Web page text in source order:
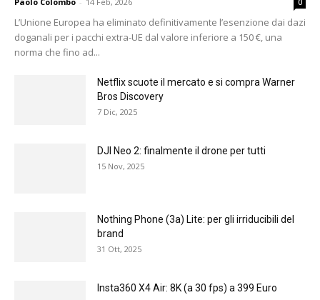
0
L’Unione Europea ha eliminato definitivamente l’esenzione dai dazi
doganali per i pacchi extra-UE dal valore inferiore a 150 €, una
norma che fino ad...
Netflix scuote il mercato e si compra Warner
Bros Discovery
7 Dic, 2025
DJI Neo 2: finalmente il drone per tutti
15 Nov, 2025
Nothing Phone (3a) Lite: per gli irriducibili del
brand
31 Ott, 2025
Insta360 X4 Air: 8K (a 30 fps) a 399 Euro